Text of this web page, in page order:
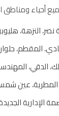
أحياء ومناطق
نصر، النزهة،
المقطم،
المهندسين، الجيزة، 6
المطرية، عين
الإدارية